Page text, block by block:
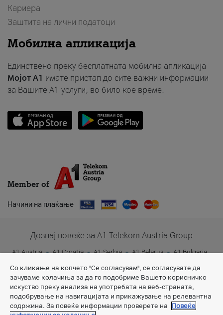
Кариера
Заштита на лични податоци
Мобилна апликација
Единствено преку бесплатната мобилна апликација
Мојот A1 имате пристап до сите важни информации
за Вашите A1 услуги, во било кое време.
Member of
Начини на плаќање
Дознај повеќе за A1 Telekom Austria Group
A1 Austria A1 Croatia A1 Serbia A1 Belarus
A1 Bulgaria
Со кликање на копчето "Се согласувам", се согласувате да
зачуваме колачиња за да го подобриме Вашето корисничко
искуство преку анализа на употребата на веб-страната,
подобрување на навигацијата и прикажување на релевантна
содржина. За повеќе информации проверете на
Повеќе